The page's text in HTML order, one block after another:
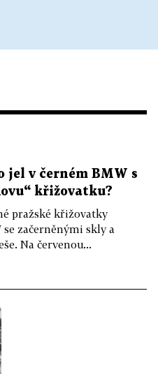
jel v černém BMW s
křižovatku?
pražské křižovatky
začerněnými skly a
Na červenou...